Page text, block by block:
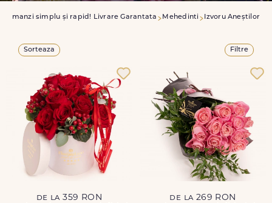
Comanzi simplu și rapid! Livrare Garantata Mehedinti Izvoru Aneștilor
Sorteaza Filtre
de la 359 RON
de la 269 RON